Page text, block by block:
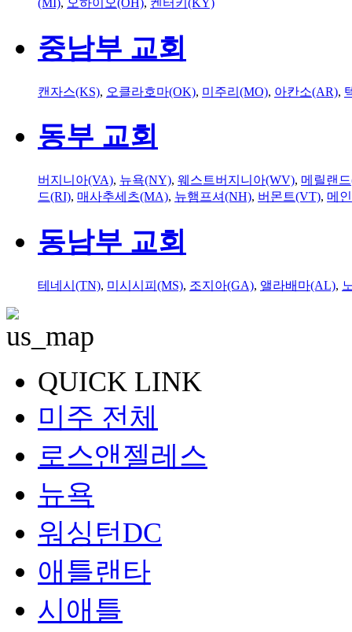
(MI), 오하이오(OH), 켄터키(KY)
중남부 교회
캔자스(KS), 오클라호마(OK), 미주리(MO), 아칸소(AR),
동부 교회
버지니아(VA), 뉴욕(NY), 웨스트버지니아(WV), 메릴랜
드(RI), 매사추세츠(MA), 뉴햄프셔(NH), 버몬트(VT), 메
동남부 교회
테네시(TN), 미시시피(MS), 조지아(GA), 앨라배마(AL),
QUICK LINK
미주 전체
로스앤젤레스
뉴욕
워싱턴DC
애틀랜타
시애틀